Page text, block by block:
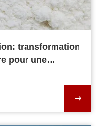
transformation
pour une